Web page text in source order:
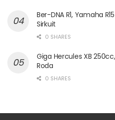
Ber-DNA R1, Yamaha
Sirkuit
0 SHARES
Giga Hercules XB
Roda
0 SHARES